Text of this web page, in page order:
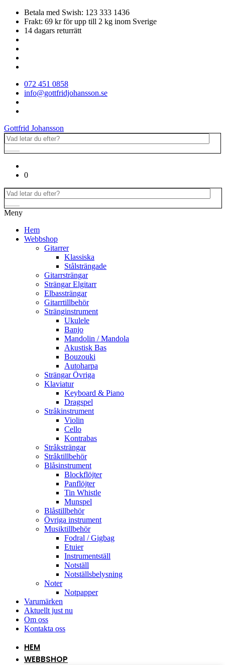
Betala med Swish: 123 333 1436
Frakt: 69 kr för upp till 2 kg inom Sverige
14 dagars returrätt
072 451 0858
info@gottfridjohansson.se
Gottfrid Johansson
0
Meny
Hem
Webbshop
Gitarrer
Klassiska
Stålsträngade
Gitarrsträngar
Strängar Elgitarr
Elbassträngar
Gitarrtillbehör
Stränginstrument
Ukulele
Banjo
Mandolin / Mandola
Akustisk Bas
Bouzouki
Autoharpa
Strängar Övriga
Klaviatur
Keyboard & Piano
Dragspel
Stråkinstrument
Violin
Cello
Kontrabas
Stråksträngar
Stråktillbehör
Blåsinstrument
Blockflöjter
Panflöjter
Tin Whistle
Munspel
Blåstillbehör
Övriga instrument
Musiktillbehör
Fodral / Gigbag
Etuier
Instrumentställ
Notställ
Notställsbelysning
Noter
Notpapper
Varumärken
Aktuellt just nu
Om oss
Kontakta oss
HEM
WEBBSHOP